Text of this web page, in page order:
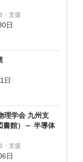
支援
日
日
理学会 九州支
館）～ 半導体
支援
日